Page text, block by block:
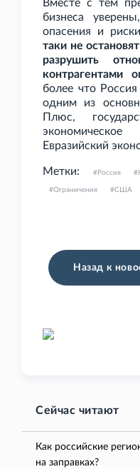
Вместе с тем
бизнеса
опасения и
таки не
разрушить
контрагентами
более что Россия
одним из
Плюс,
Евразийский
Метки: Россия
Ограничения США
Назад к
Сейчас читают
Как российские
на заправках?